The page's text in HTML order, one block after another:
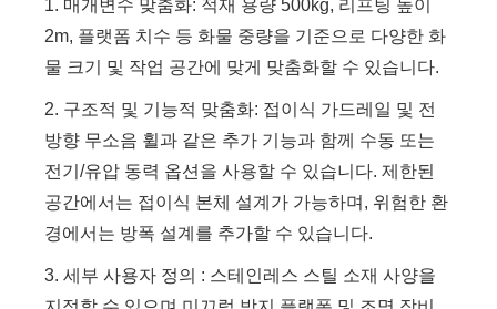
1. 매개변수 맞춤화: 적재 용량 500kg, 리프팅 높이
2m, 플랫폼 치수 등 화물 중량을 기준으로 다양한 화
물 크기 및 작업 공간에 맞게 맞춤화할 수 있습니다.
2. 구조적 및 기능적 맞춤화: 접이식 가드레일 및 전
방향 무소음 휠과 같은 추가 기능과 함께 수동 또는
전기/유압 동력 옵션을 사용할 수 있습니다. 제한된
공간에서는 접이식 본체 설계가 가능하며, 위험한 환
경에서는 방폭 설계를 추가할 수 있습니다.
3. 세부 사용자 정의 : 스테인레스 스틸 소재 사양을